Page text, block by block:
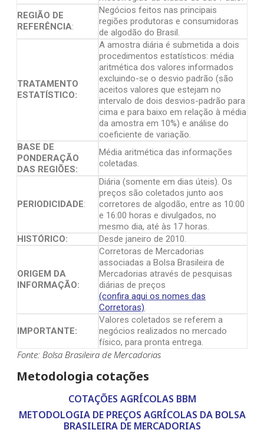
REGIÃO DE
REFERÊNCIA:
Negócios feitos nas principais
regiões produtoras e consumidoras
de algodão do Brasil.
TRATAMENTO
ESTATÍSTICO:
A amostra diária é submetida a dois
procedimentos estatísticos: média
aritmética dos valores informados
excluindo-se o desvio padrão (são
aceitos valores que estejam no
intervalo de dois desvios-padrão para
cima e para baixo em relação à média
da amostra em 10%) e análise do
coeficiente de variação.
BASE DE
PONDERAÇÃO
DAS REGIÕES:
Média aritmética das informações
coletadas.
PERIODICIDADE:
Diária (somente em dias úteis). Os
preços são coletados junto aos
corretores de algodão, entre as 10:00
e 16:00 horas e divulgados, no
mesmo dia, até às 17 horas.
HISTÓRICO:
Desde janeiro de 2010.
ORIGEM DA
INFORMAÇÃO:
Corretoras de Mercadorias
associadas a Bolsa Brasileira de
Mercadorias através de pesquisas
diárias de preços
(confira aqui os nomes das
Corretoras).
IMPORTANTE:
Valores coletados se referem a
negócios realizados no mercado
físico, para pronta entrega.
Fonte: Bolsa Brasileira de Mercadorias
Metodologia cotações
COTAÇÕES AGRÍCOLAS BBM
METODOLOGIA DE PREÇOS AGRÍCOLAS DA BOLSA
BRASILEIRA DE MERCADORIAS